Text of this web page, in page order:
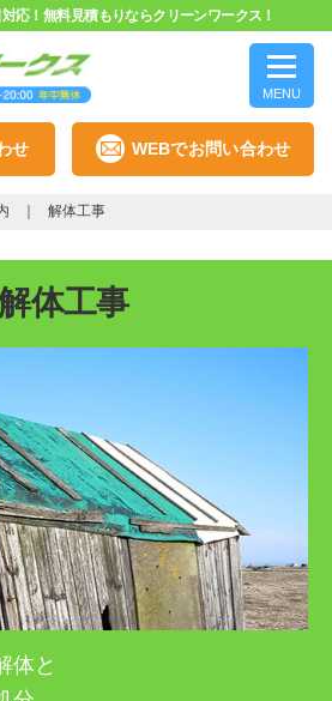
応！無料見積もりならクリーンワークス！
MENU
せ WEBでお問い合わせ
解体工事
体工事
体と